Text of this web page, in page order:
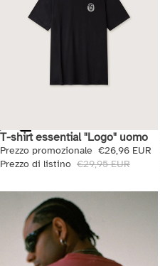
Saldi
T-shirt essential "Logo" uomo
Prezzo promozionale €26,96 EUR
Prezzo di listino €29,95 EUR